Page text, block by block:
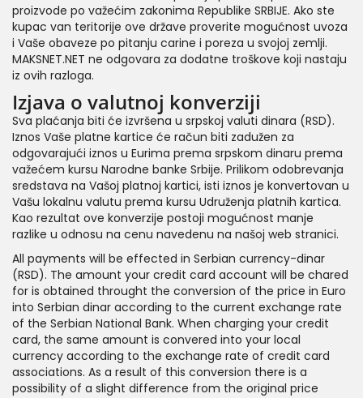
proizvode po važećim zakonima Republike SRBIJE. Ako ste
kupac van teritorije ove države proverite mogućnost uvoza
i Vaše obaveze po pitanju carine i poreza u svojoj zemlji.
MAKSNET.NET ne odgovara za dodatne troškove koji nastaju
iz ovih razloga.
Izjava o valutnoj konverziji
Sva plaćanja biti će izvršena u srpskoj valuti dinara (RSD).
Iznos Vaše platne kartice će račun biti zadužen za
odgovarajući iznos u Eurima prema srpskom dinaru prema
važećem kursu Narodne banke Srbije. Prilikom odobrevanja
sredstava na Vašoj platnoj kartici, isti iznos je konvertovan u
Vašu lokalnu valutu prema kursu Udruženja platnih kartica.
Kao rezultat ove konverzije postoji mogućnost manje
razlike u odnosu na cenu navedenu na našoj web stranici.
All payments will be effected in Serbian currency-dinar
(RSD). The amount your credit card account will be chared
for is obtained throught the conversion of the price in Euro
into Serbian dinar according to the current exchange rate
of the Serbian National Bank. When charging your credit
card, the same amount is convered into your local
currency according to the exchange rate of credit card
associations. As a result of this conversion there is a
possibility of a slight difference from the original price